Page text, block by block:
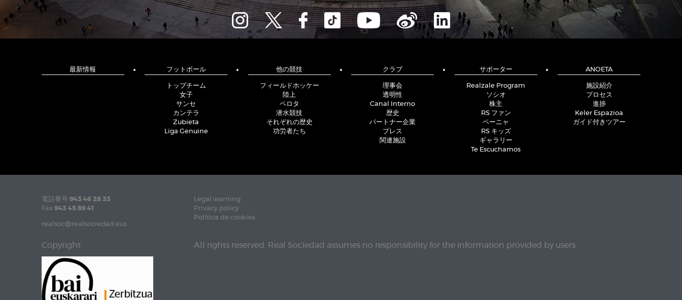
最新情報 フットボール
トップチーム
女子
サンセ
カンテラ
Zubieta
Liga Genuine
他の競技
フィールドホッケー
陸上
ペロタ
潜水競技
それぞれの歴史
功労者たち
クラブ
理事会
透明性
Canal Interno
歴史
パートナー企業
プレス
関連施設
サポーター
Realzale Program
ソシオ
株主
RS ファン
ペーニャ
RS キッズ
ギャラリー
Te Escuchamos
ANOETA
施設紹介
プロセス
進捗
Keler Espazioa
ガイド付きツアー
電話番号 943 46 28 33
Fax 943 45 89 41
realsoc@realsociedad.eus
Legal warning
Privacy policy
Política de cookies
Copyright All rights reserved. Real Sociedad assumes no responsibility for the information provided by users.